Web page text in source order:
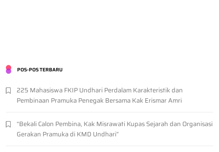
POS-POS TERBARU
225 Mahasiswa FKIP Undhari Perdalam Karakteristik dan
Pembinaan Pramuka Penegak Bersama Kak Erismar Amri
“Bekali Calon Pembina, Kak Misrawati Kupas Sejarah dan Organisasi
Gerakan Pramuka di KMD Undhari”